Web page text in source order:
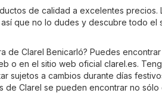
de calidad a excelentes precios.
que no lo dudes y descubre todo el
de Clarel Benicarló? Puedes
o en el sitio web oficial clarel.es.
sujetos a cambios durante días
de Clarel se pueden encontrar no sólo